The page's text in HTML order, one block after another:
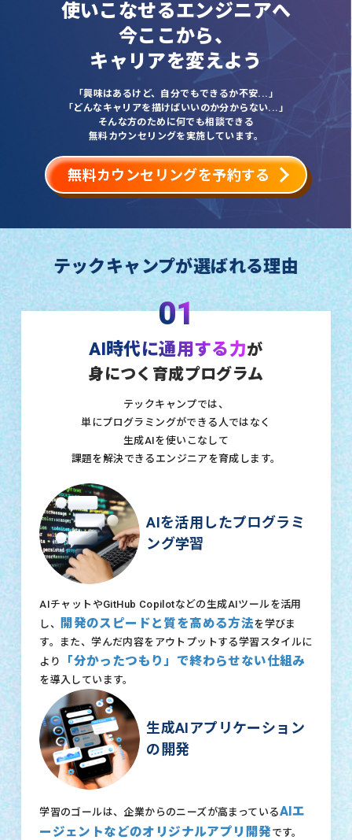
使いこなせるエンジニアへ
今ここから、
キャリアを変えよう
「興味はあるけど、自分でもできるか不安...」
「どんなキャリアを描けばいいのか分からない...」
そんな方のために何でも相談できる
無料カウンセリングを実施しています。
無料カウンセリングを予約する
テックキャンプが選ばれる理由
01
AI時代に通用する力が
身につく育成プログラム
テックキャンプでは、
単にプログラミングができる人ではなく
生成AIを使いこなして
課題を解決できるエンジニアを育成します。
AIを活用したプログラミ
ング学習
AIチャットやGitHub Copilotなどの生成AIツールを活用
し、
開発のスピードと質を高める方法を学びま
す。また、学んだ内容をアウトプットする学習スタイルに
より
「分かったつもり」で終わらせない仕組み
を導入しています。
生成AIアプリケーション
の開発
学習のゴールは、企業からのニーズが高まっているAIエ
ージェントなどのオリジナルアプリ開発です。